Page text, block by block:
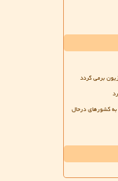
برمی گردد
اختصاص 5000 فرصت آموزشی در حوزه AI به کشورهای درحال